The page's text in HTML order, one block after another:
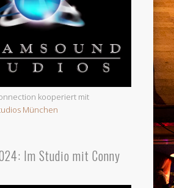
kooperiert mit
München
Im Studio mit Conny